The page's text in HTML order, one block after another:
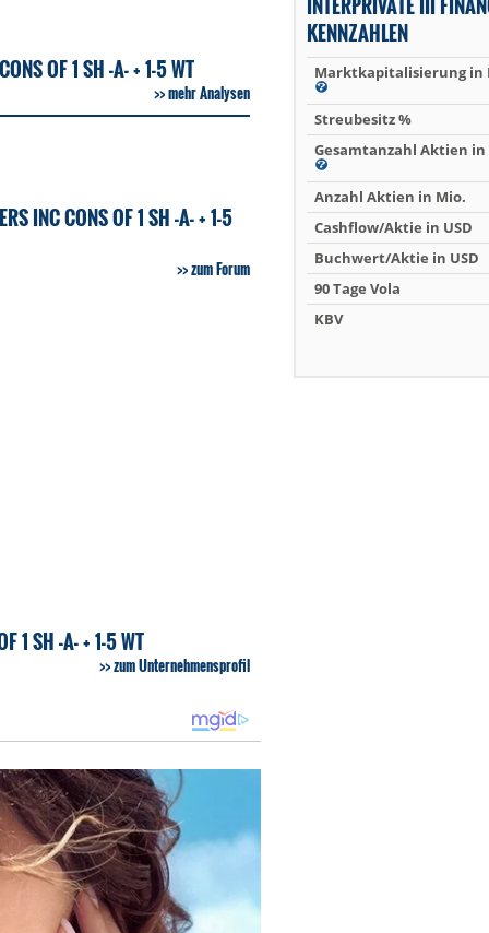
OF 1 SH -A- + 1-5 WT
mehr Analysen
INC CONS OF 1 SH -A- + 1-5
zum Forum
1 SH -A- + 1-5 WT
zum Unternehmensprofil
KENNZAHLEN
Marktkapitalisierung in
Streubesitz %
Gesamtanzahl Aktien in
Anzahl Aktien in Mio.
Cashflow/Aktie in USD
Buchwert/Aktie in USD
90 Tage Vola
KBV